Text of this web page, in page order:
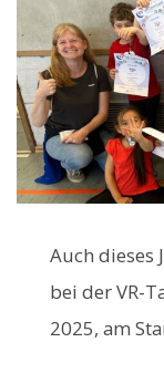
Auch dieses
bei der VR-
2025, am